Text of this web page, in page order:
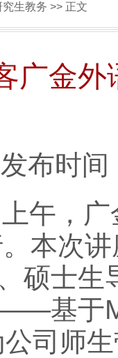
究生教务 >> 正文
广金
发布时
午，
本次
硕士生
基于
司师